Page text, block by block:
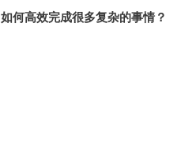
如何高效完成很多复杂的事情？